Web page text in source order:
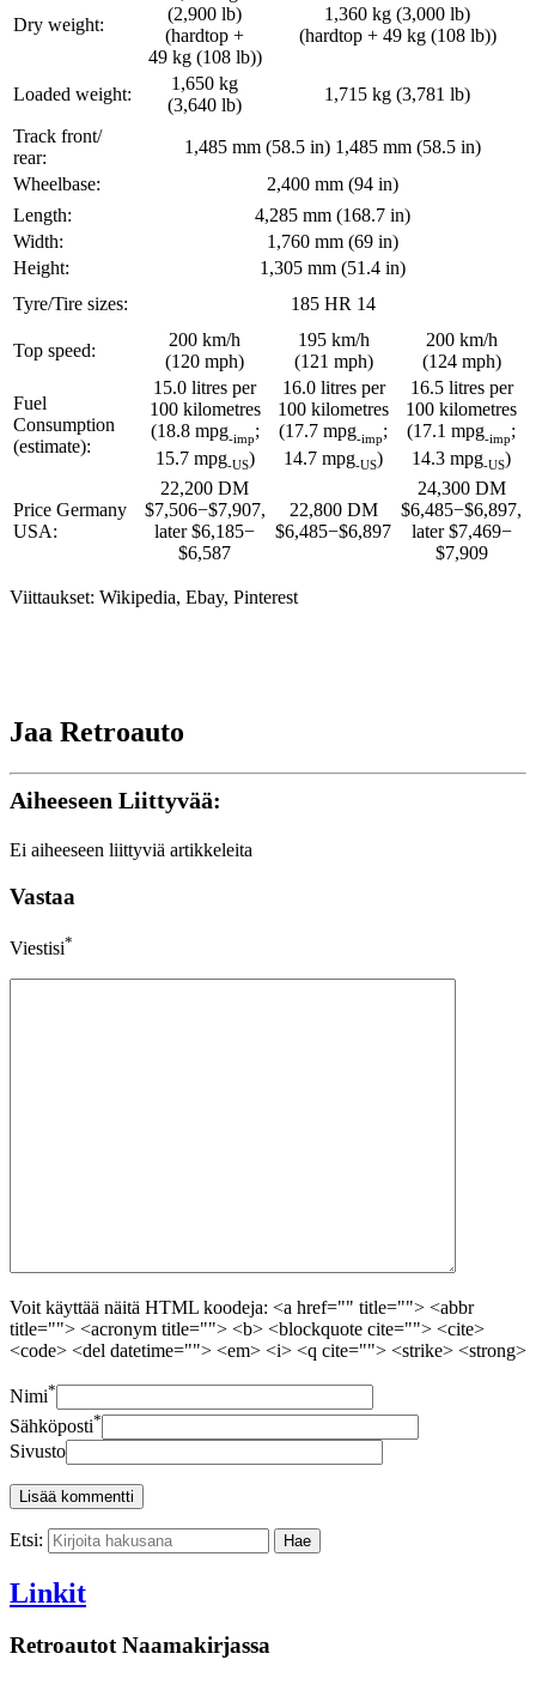
Dry weight:
(2,900 lb)
(hardtop +
49 kg (108 lb))
1,360 kg (3,000 lb)
(hardtop + 49 kg (108 lb))
Loaded weight:
1,650 kg
(3,640 lb)
1,715 kg (3,781 lb)
Track front/
rear:
1,485 mm (58.5 in) 1,485 mm (58.5 in)
Wheelbase:
2,400 mm (94 in)
Length:
4,285 mm (168.7 in)
Width:
1,760 mm (69 in)
Height:
1,305 mm (51.4 in)
Tyre/Tire sizes:
185 HR 14
Top speed:
200 km/h
(120 mph)
195 km/h
(121 mph)
200 km/h
(124 mph)
Fuel
Consumption
(estimate):
15.0 litres per
100 kilometres
(18.8 mpg-imp;
15.7 mpg-US)
16.0 litres per
100 kilometres
(17.7 mpg-imp;
14.7 mpg-US)
16.5 litres per
100 kilometres
(17.1 mpg-imp;
14.3 mpg-US)
Price Germany
USA:
22,200 DM
$7,506−$7,907,
later $6,185−
$6,587
22,800 DM
$6,485−$6,897
24,300 DM
$6,485−$6,897,
later $7,469−
$7,909
Viittaukset: Wikipedia, Ebay, Pinterest
Jaa Retroauto
Aiheeseen Liittyvää:
Ei aiheeseen liittyviä artikkeleita
Vastaa
Viestisi*
Voit käyttää näitä HTML koodeja: <a href="" title=""> <abbr
title=""> <acronym title=""> <b> <blockquote cite=""> <cite>
<code> <del datetime=""> <em> <i> <q cite=""> <strike> <strong>
Nimi*
Sähköposti*
Sivusto
Etsi:
Linkit
Retroautot Naamakirjassa